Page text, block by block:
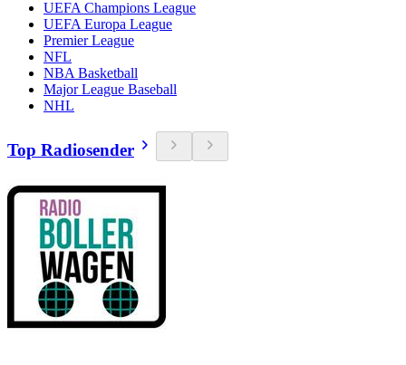
UEFA Champions League
UEFA Europa League
Premier League
NFL
NBA Basketball
Major League Baseball
NHL
Top Radiosender